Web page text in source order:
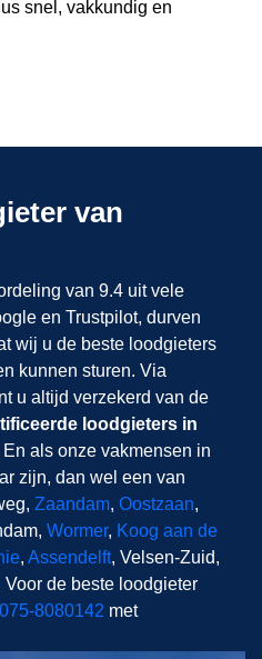
snel, vakkundig en
van
van 9.4 uit vele
en Trustpilot, durven
wij u de beste loodgieters
kunnen sturen. Via
u altijd verzekerd van de
loodgieters in
als onze vakmensen in
zijn, dan wel een van
Zaandam, Oostzaan,
Wormer, Koog aan de
, Assendelft, Velsen-Zuid,
de beste loodgieter
075-8080142 met